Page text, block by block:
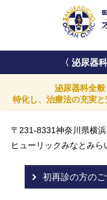
〈 泌尿器
泌尿器科全
特化し、治療法の充実
〒231-8331神奈川県横
ヒューリックみなとみら
初再診の方の